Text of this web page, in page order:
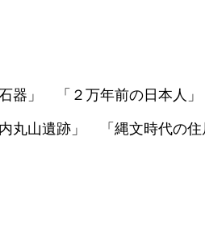
」 「２万年前の日本人」
縄文時代の住居」